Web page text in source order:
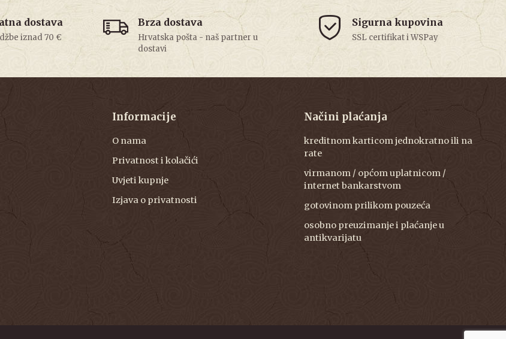
dostava
iznad 70 €
Brza dostava
Hrvatska pošta - naš partner u
dostavi
Sigurna kupovina
SSL certifikat i WSPay
Informacije
O nama
Privatnost i kolačići
Uvjeti kupnje
Izjava o privatnosti
Načini plaćanja
kreditnom karticom jednokratno ili na
rate
virmanom / općom uplatnicom /
internet bankarstvom
gotovinom prilikom pouzeća
osobno preuzimanje i plaćanje u
antikvarijatu